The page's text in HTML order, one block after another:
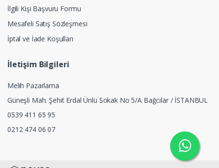
İlgili Kişi Başvuru Formu
Mesafeli Satış Sözleşmesi
İptal ve İade Koşulları
İletişim Bilgileri
Melih Pazarlama
Güneşli Mah. Şehit Erdal Ünlü Sokak No 5/A Bağcılar / İSTANBUL
0539 411 65 95
0212 474 06 07